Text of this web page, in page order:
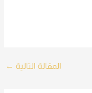
المقالة التالية ←